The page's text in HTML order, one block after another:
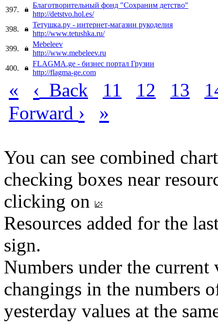
397.
Благотворительный фонд "Сохраним детство"
http://detstvo.hol.es/
398.
Тетушка.ру - интернет-магазин рукоделия
http://www.tetushka.ru/
399.
Mebeleev
http://www.mebeleev.ru
400.
FLAGMA.ge - бизнес портал Грузии
http://flagma-ge.com
« ‹ Back 11 12 13
Forward › »
You can see combined
checking boxes near
clicking on
Resources added for the
sign.
Numbers under the
changings in the numbers
yesterday values at the